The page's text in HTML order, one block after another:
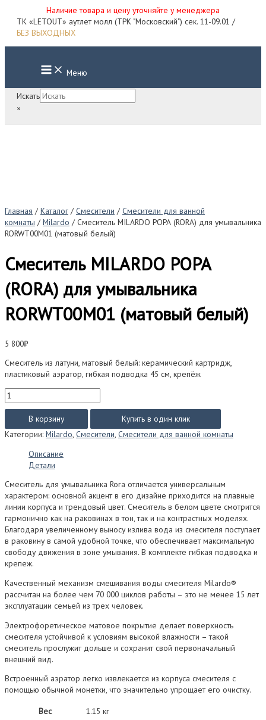
Наличие товара и цену уточняйте у менеджера
Перейти
ТК «LETOUT» аутлет молл (ТРК "Московский") сек. 11-09.01 /
БЕЗ ВЫХОДНЫХ
Main
Menu Меню
Искать
×
Главная / Каталог / Смесители / Смесители для ванной
комнаты / Milardo / Смеситель MILARDO РОРА (RORA) для умывальника
RORWT00M01 (матовый белый)
Смеситель MILARDO РОРА
(RORA) для умывальника
RORWT00M01 (матовый белый)
5 800₽
Смеситель из латуни, матовый белый: керамический картридж,
пластиковый аэратор, гибкая подводка 45 см, крепёж
Количество
товара
Смеситель
MILARDO
РОРА
умывальника
RORWT00M01
(матовый
белый)
В корзину
Купить в один клик
Категории: Milardo, Смесители, Смесители для ванной комнаты
Описание
Детали
Смеситель для умывальника Rora отличается универсальным
характером: основной акцент в его дизайне приходится на плавные
линии корпуса и трендовый цвет. Смеситель в белом цвете смотрится
гармонично как на раковинах в тон, так и на контрастных моделях.
Благодаря увеличенному выносу излива вода из смесителя поступает
в раковину в самой удобной точке, что обеспечивает максимальную
свободу движения в зоне умывания. В комплекте гибкая подводка и
крепеж.
Качественный механизм смешивания воды смесителя Milardo®
рассчитан на более чем 70 000 циклов работы – это не менее 15 лет
эксплуатации семьей из трех человек.
Электрофоретическое матовое покрытие делает поверхность
смесителя устойчивой к условиям высокой влажности – такой
смеситель прослужит дольше и сохранит свой первоначальный
внешний вид.
Встроенный аэратор легко извлекается из корпуса смесителя с
помощью обычной монетки, что значительно упрощает его очистку.
Вес
1.15 кг